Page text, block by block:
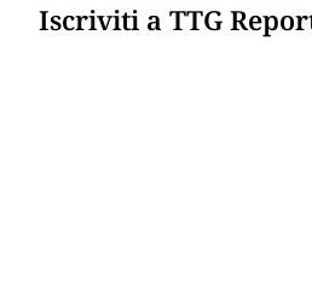
Iscriviti a TTG